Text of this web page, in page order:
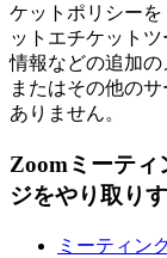
ケットポリシー
ットエチケット
情報などの追加の
またはその他の
ありません。
Zoomミーティ
ジをやり取り
ミーティン